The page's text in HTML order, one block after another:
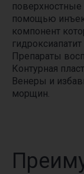
помощью
компонент
Препараты
Контурная
Венеры и
морщин.